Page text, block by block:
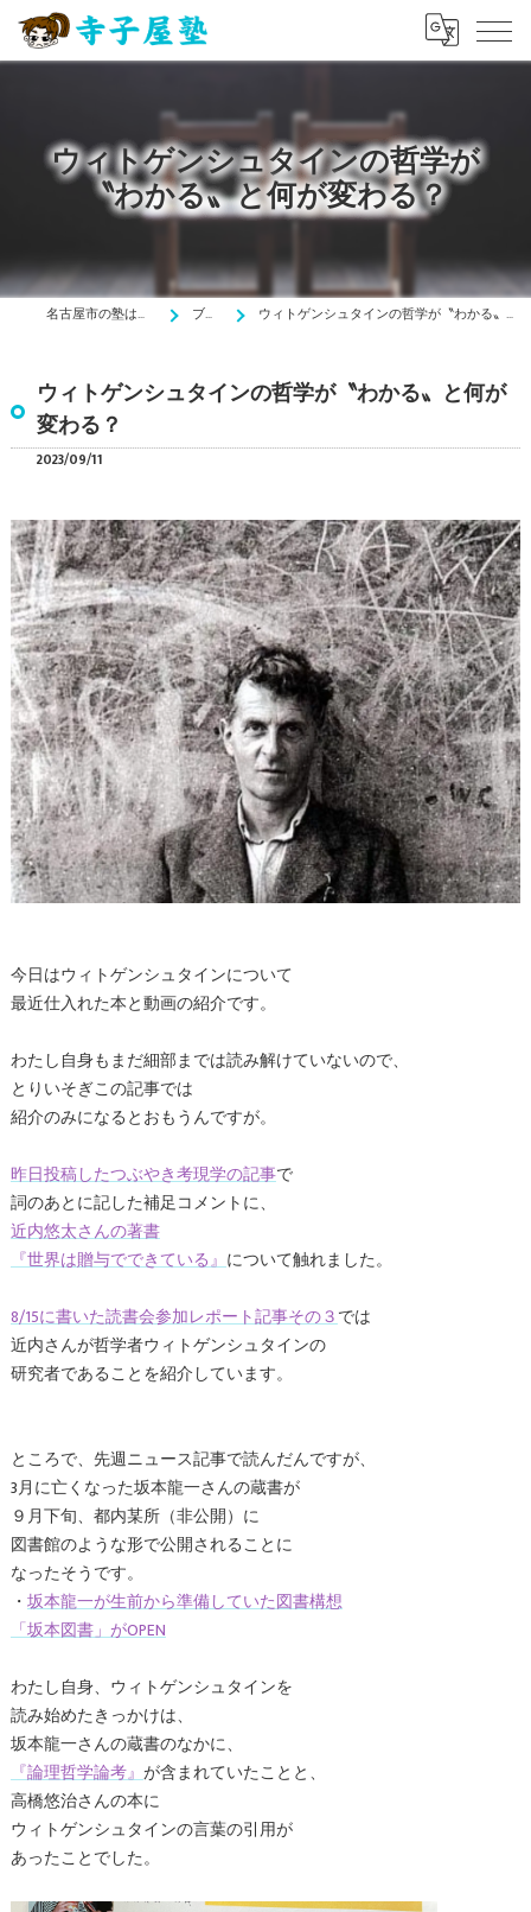
ウィトゲンシュタインの哲学が
〝わかる〟と何が変わる？
名古屋市の塾は寺子屋塾 ブログ ウィトゲンシュタインの哲学が〝わかる〟と何が変わる？
ウィトゲンシュタインの哲学が〝わかる〟と何が
変わる？
2023/09/11
今日はウィトゲンシュタインについて
最近仕入れた本と動画の紹介です。
わたし自身もまだ細部までは読み解けていないので、
とりいそぎこの記事では
紹介のみになるとおもうんですが。
昨日投稿したつぶやき考現学の記事で
詞のあとに記した補足コメントに、
近内悠太さんの著書
『世界は贈与でできている』について触れました。
8/15に書いた読書会参加レポート記事その３では
近内さんが哲学者ウィトゲンシュタインの
研究者であることを紹介しています。
ところで、先週ニュース記事で読んだんですが、
3月に亡くなった坂本龍一さんの蔵書が
９月下旬、都内某所（非公開）に
図書館のような形で公開されることに
なったそうです。
・ 坂本龍一が生前から準備していた図書構想
「坂本図書」がOPEN
わたし自身、ウィトゲンシュタインを
読み始めたきっかけは、
坂本龍一さんの蔵書のなかに、
『論理哲学論考』が含まれていたことと、
高橋悠治さんの本に
ウィトゲンシュタインの言葉の引用が
あったことでした。